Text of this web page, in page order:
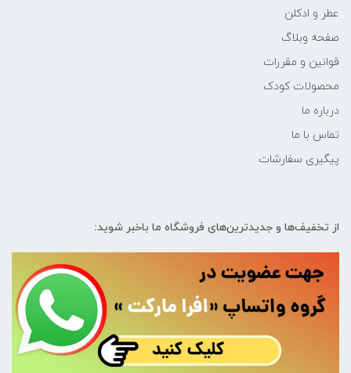
عطر و ادکلن
صفحه وبلاگ
قوانین و مقررات
محصولات کودک
درباره ما
تماس با ما
پیگیری سفارشات
از تخفیف‌ها و جدیدترین‌های فروشگاه ما باخبر شوید: